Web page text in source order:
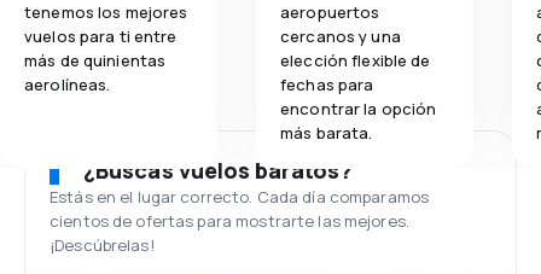
tenemos los mejores
vuelos para ti entre
más de quinientas
aerolíneas.
aeropuertos
cercanos y una
elección flexible de
fechas para
encontrar la opción
más barata.
¿Buscas vuelos baratos?
Estás en el lugar correcto. Cada día comparamos
cientos de ofertas para mostrarte las mejores.
¡Descúbrelas!